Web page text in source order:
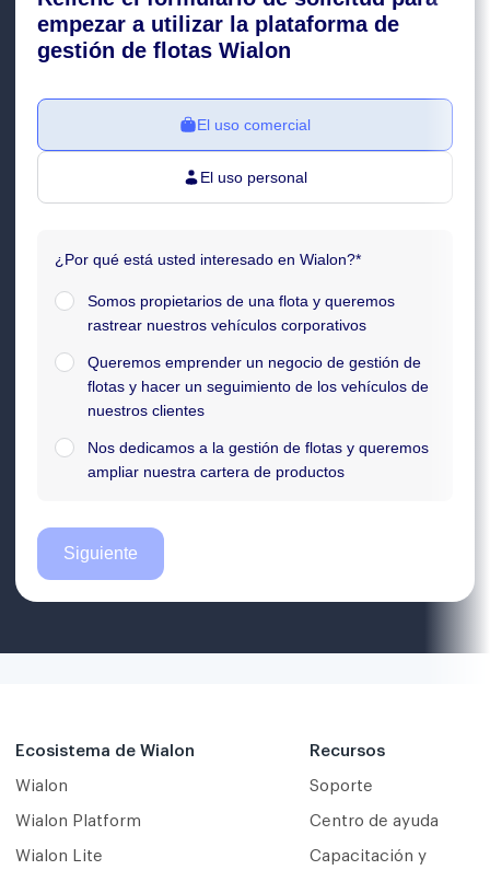
Ecosistema de Wialon
Wialon
Wialon Platform
Wialon Lite
Recursos
Soporte
Centro de ayuda
Capacitación y